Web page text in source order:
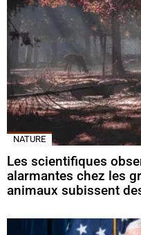
NATURE
Les scientifiques
alarmantes chez les
animaux subissent